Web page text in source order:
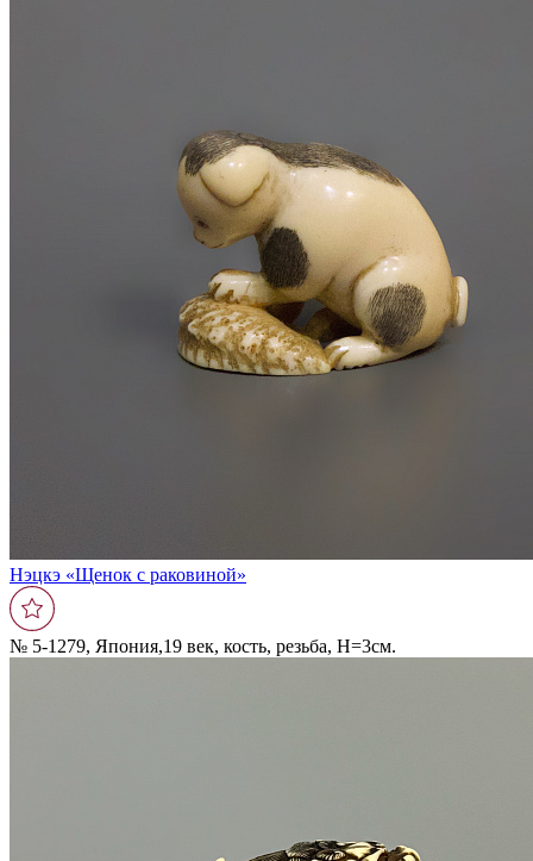
Нэцкэ «Щенок с раковиной»
№ 5-1279, Япония,19 век, кость, резьба, Н=3см.